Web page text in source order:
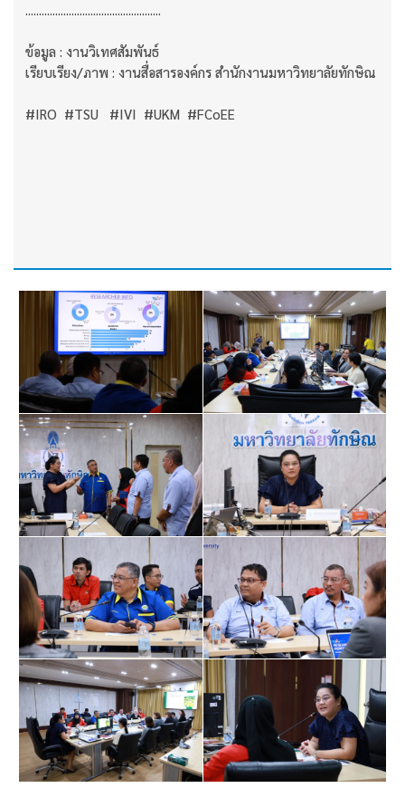
..................................................
ข้อมูล : งานวิเทศสัมพันธ์
เรียบเรียง/ภาพ : งานสื่อสารองค์กร สำนักงานมหาวิทยาลัยทักษิณ
#IRO #TSU #IVI #UKM #FCoEE